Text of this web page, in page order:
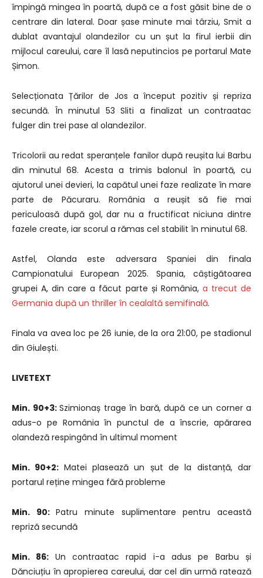
împingă mingea în poartă, după ce a fost găsit bine de o
centrare din lateral. Doar șase minute mai târziu, Smit a
dublat avantajul olandezilor cu un șut la firul ierbii din
mijlocul careului, care îl lasă neputincios pe portarul Mate
Șimon.
Selecționata Țărilor de Jos a început pozitiv și repriza
secundă. În minutul 53 Sliti a finalizat un contraatac
fulger din trei pase al olandezilor.
Tricolorii au redat speranțele fanilor după reușita lui Barbu
din minutul 68. Acesta a trimis balonul în poartă, cu
ajutorul unei devieri, la capătul unei faze realizate în mare
parte de Păcuraru. România a reușit să fie mai
periculoasă după gol, dar nu a fructificat niciuna dintre
fazele create, iar scorul a rămas cel stabilit în minutul 68.
Astfel, Olanda este adversara Spaniei din finala
Campionatului European 2025. Spania, câștigătoarea
grupei A, din care a făcut parte și România, a trecut de
Germania după un thriller în cealaltă semifinală.
Finala va avea loc pe 26 iunie, de la ora 21:00, pe stadionul
din Giulești.
LIVETEXT
Min. 90+3: Szimionaș trage în bară, după ce un corner a
adus-o pe România în punctul de a înscrie, apărarea
olandeză respingând în ultimul moment
Min. 90+2: Matei plasează un șut de la distanță, dar
portarul reține mingea fără probleme
Min. 90:Patru minute suplimentare pentru această
repriză secundă
Min. 86: Un contraatac rapid i-a adus pe Barbu și
Dănciuțiu în apropierea careului, dar cel din urmă ratează